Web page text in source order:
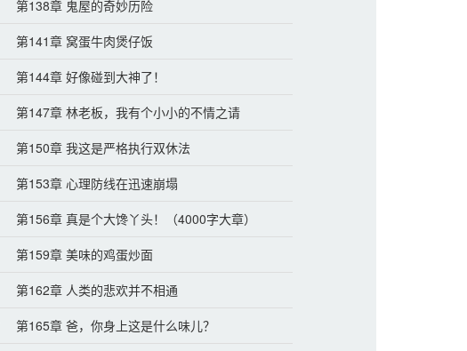
第138章 鬼屋的奇妙历险
第141章 窝蛋牛肉煲仔饭
第144章 好像碰到大神了！
第147章 林老板，我有个小小的不情之请
第150章 我这是严格执行双休法
第153章 心理防线在迅速崩塌
第156章 真是个大馋丫头！（4000字大章）
第159章 美味的鸡蛋炒面
第162章 人类的悲欢并不相通
第165章 爸，你身上这是什么味儿？